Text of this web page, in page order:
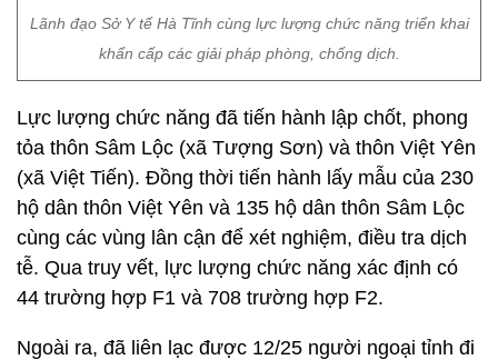
Lãnh đạo Sở Y tế Hà Tĩnh cùng lực lượng chức năng triển khai
khẩn cấp các giải pháp phòng, chống dịch.
Lực lượng chức năng đã tiến hành lập chốt, phong
tỏa thôn Sâm Lộc (xã Tượng Sơn) và thôn Việt Yên
(xã Việt Tiến). Đồng thời tiến hành lấy mẫu của 230
hộ dân thôn Việt Yên và 135 hộ dân thôn Sâm Lộc
cùng các vùng lân cận để xét nghiệm, điều tra dịch
tễ. Qua truy vết, lực lượng chức năng xác định có
44 trường hợp F1 và 708 trường hợp F2.
Ngoài ra, đã liên lạc được 12/25 người ngoại tỉnh đi